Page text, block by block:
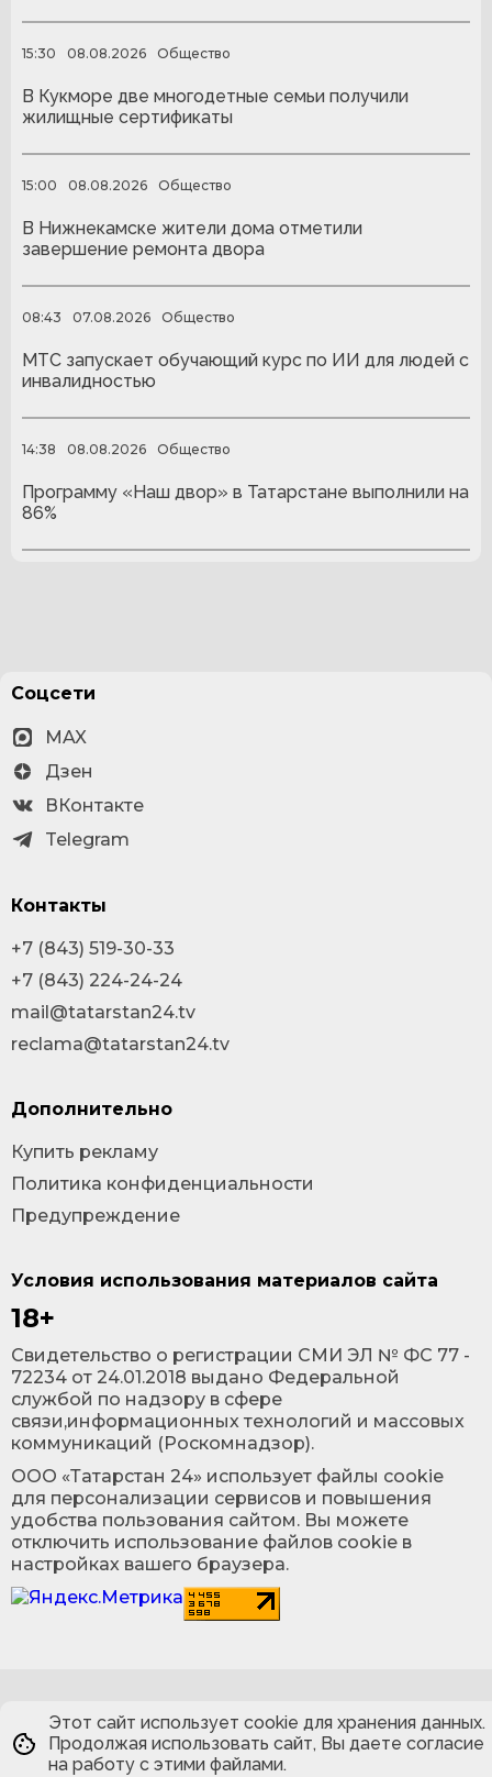
15:30 08.08.2026 Общество
В Кукморе две многодетные семьи получили
жилищные сертификаты
15:00 08.08.2026 Общество
В Нижнекамске жители дома отметили
завершение ремонта двора
08:43 07.08.2026 Общество
МТС запускает обучающий курс по ИИ для людей с
инвалидностью
14:38 08.08.2026 Общество
Программу «Наш двор» в Татарстане выполнили на
86%
Условия использования материалов сайта
18+
Cвидетельство о регистрации СМИ ЭЛ № ФС 77 -
72234 от 24.01.2018 выдано Федеральной
службой по надзору в сфере
связи,информационных технологий и массовых
коммуникаций (Роскомнадзор).
ООО «Татарстан 24» использует файлы cookie
для персонализации сервисов и повышения
удобства пользования сайтом. Вы можете
отключить использование файлов cookie в
настройках вашего браузера.
Соцсети
MAX
Дзен
ВКонтакте
Telegram
Контакты
+7 (843) 519-30-33
+7 (843) 224-24-24
mail@tatarstan24.tv
reclama@tatarstan24.tv
Дополнительно
Купить рекламу
Политика конфиденциальности
Предупреждение
Этот сайт использует cookie для хранения данных.
Продолжая использовать сайт, Вы даете согласие
на работу с этими файлами.